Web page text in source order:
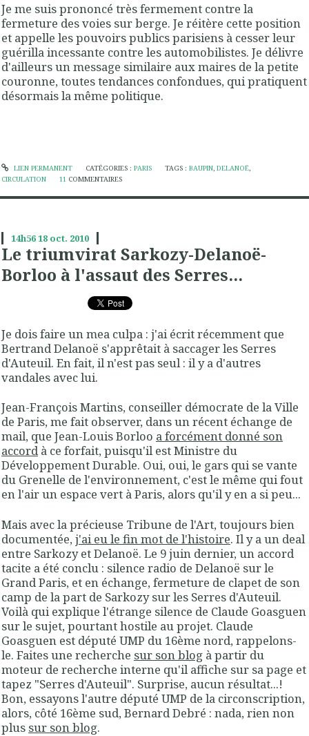
Je me suis prononcé très fermement contre la
fermeture des voies sur berge. Je réitère cette position
et appelle les pouvoirs publics parisiens à cesser leur
guérilla incessante contre les automobilistes. Je délivre
d'ailleurs un message similaire aux maires de la petite
couronne, toutes tendances confondues, qui pratiquent
désormais la même politique.
LIEN PERMANENT CATÉGORIES : PARIS TAGS :BAUPIN ,DELANOË
CIRCULATION
11 COMMENTAIRES
14h5618 oct. 2010
Le triumvirat Sarkozy-Delanoë-
Borloo à l'assaut des Serres...
Je dois faire un mea culpa : j'ai écrit récemment que
Bertrand Delanoë s'apprêtait à saccager les Serres
d'Auteuil. En fait, il n'est pas seul : il y a d'autres
vandales avec lui.
Jean-François Martins, conseiller démocrate de la Ville
de Paris, me fait observer, dans un récent échange de
mail, que Jean-Louis Borloo a forcément donné son
accord à ce forfait, puisqu'il est Ministre du
Développement Durable. Oui, oui, le gars qui se vante
du Grenelle de l'environnement, c'est le même qui fout
en l'air un espace vert à Paris, alors qu'il y en a si peu...
Mais avec la précieuse Tribune de l'Art, toujours bien
documentée,j'ai eu le fin mot de l'histoire. Il y a un deal
entre Sarkozy et Delanoë. Le 9 juin dernier, un accord
tacite a été conclu : silence radio de Delanoë sur le
Grand Paris, et en échange, fermeture de clapet de son
camp de la part de Sarkozy sur les Serres d'Auteuil.
Voilà qui explique l'étrange silence de Claude Goasguen
sur le sujet, pourtant hostile au projet. Claude
Goasguen est député UMP du 16ème nord, rappelons-
le. Faites une recherche sur son blog à partir du
moteur de recherche interne qu'il affiche sur sa page et
tapez "Serres d'Auteuil". Surprise, aucun résultat...!
Bon, essayons l'autre député UMP de la circonscription,
alors, côté 16ème sud, Bernard Debré : nada, rien non
plus sur son blog.